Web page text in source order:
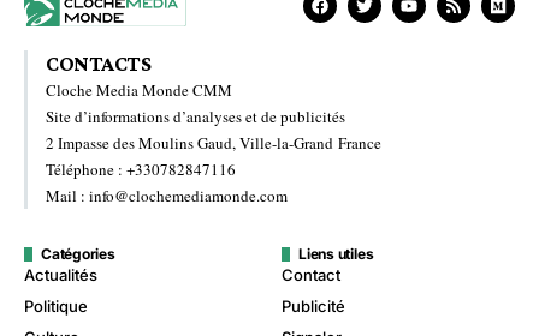
CONTACTS
Cloche Media Monde CMM
Site d’informations d’analyses et de publicités
2 Impasse des Moulins Gaud, Ville-la-Grand France
Téléphone : +330782847116
Mail : info@clochemediamonde.com
Catégories
Actualités
Politique
Liens utiles
Contact
Publicité